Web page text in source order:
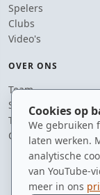
Cookies op
We gebruiken
laten werken.
analytische
van YouTube-
meer in ons
Spelers
Clubs
Video's
OVER ONS
Team
Supporters
Tip de redactie
Contact